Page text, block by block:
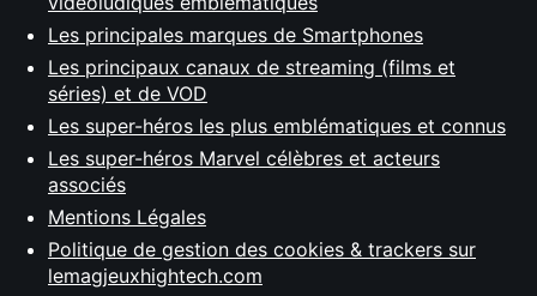
Les principales marques de Smartphones
Les principaux canaux de streaming (films et
séries) et de VOD
Les super-héros les plus emblématiques et connus
Les super-héros Marvel célèbres et acteurs
associés
Mentions Légales
Politique de gestion des cookies & trackers sur
lemagjeuxhightech.com